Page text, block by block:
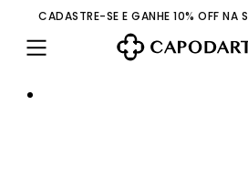
CADASTRE-SE E GANHE 10% OFF NA